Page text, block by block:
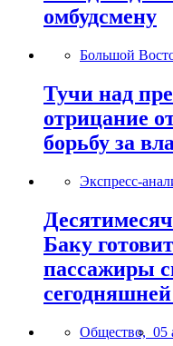
омбудсмену
Большой
Тучи над
отрицание
борьбу за
Экспресс-
Баку
пассажиры
Общество, 05